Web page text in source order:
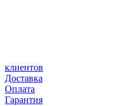
клиентов
Доставка
Оплата
Гарантия